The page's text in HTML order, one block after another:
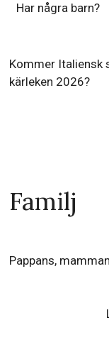
Har några barn?
Kommer Italiensk
kärleken 2026?
Familj
Pappans,